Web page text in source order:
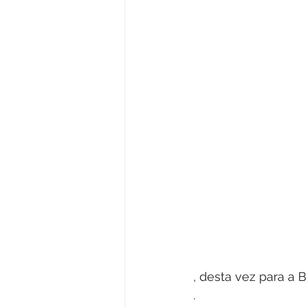
, desta vez para a
.